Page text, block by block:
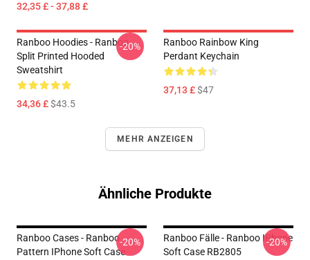
32,35 £ - 37,88 £
Ranboo Hoodies - Ranboo
Split Printed Hooded
Sweatshirt
34,36 £$43.5
-20%
Ranboo Rainbow King
Perdant Keychain
37,13 £$47
MEHR ANZEIGEN
Ähnliche Produkte
Ranboo Cases - Ranboo
Pattern IPhone Soft Case
-20%
Ranboo Fälle - Ranboo IPhone
Soft Case RB2805
-20%